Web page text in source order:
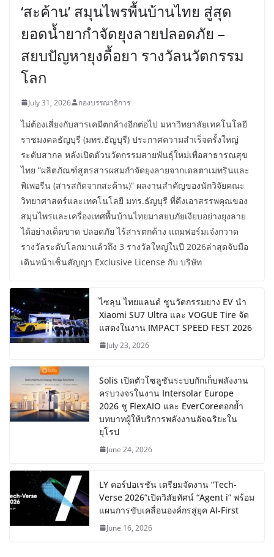
‘สะค้าน’ สมุนไพรพื้นบ้านไทย สู่สุด
ยอดน้ำยากำจัดยุงลายปลอดภัย –
สยบปัญหายุงดื้อยา รางวัลนวัตกรรม
โลก
July 31, 2026 กองบรรณาธิการ
ไม่ต้องเสี่ยงกับสารเคมีตกค้างอีกต่อไป มหาวิทยาลัยเทคโนโลยี
ราชมงคลธัญบุรี (มทร.ธัญบุรี) ประกาศความสำเร็จครั้งใหญ่
ระดับสากล หลังเปิดตัวนวัตกรรมสายพันธุ์ใหม่เพื่อสาธารณสุข
ไทย “ผลิตภัณฑ์สูตรสารผสมกำจัดยุงลายจากเดลตาเมทรินและ
พิเพอรีน (สารสกัดจากสะค้าน)” ผลงานสำคัญของนักวิจัยคณะ
วิทยาศาสตร์และเทคโนโลยี มทร.ธัญบุรี ที่ดึงเอาสรรพคุณของ
สมุนไพรและเครื่องเทศพื้นบ้านไทยมาสยบภัยเงียบอย่างยุงลาย
ได้อย่างเด็ดขาด ปลอดภัย ไร้สารตกค้าง แถมฟอร์มเจ๋งกวาด
รางวัลระดับโลกมาแล้วถึง 3 รางวัลใหญ่ในปี 2026ล่าสุดจับมือ
เดินหน้าเซ็นสัญญา Exclusive License กับ บริษัท
ไซลุน ไทยแลนด์ ชูนวัตกรรมยาง EV นำ
Xiaomi SU7 Ultra และ VOGUE Tire จัด
แสดงในงาน IMPACT SPEED FEST 2026
July 23, 2026
Solis เปิดตัวโซลูชันระบบกักเก็บพลังงาน
ครบวงจรในงาน Intersolar Europe
2026 ชู FlexAIO และ EverCoreตอกย้ำ
บทบาทผู้ให้บริการพลังงานอัจฉริยะใน
ยุโรป
June 24, 2026
LY คอร์ปอเรชัน เตรียมจัดงาน “Tech-
Verse 2026”เปิดวิสัยทัศน์ “Agent i” พร้อม
แผนการขับเคลื่อนองค์กรสู่ยุค AI-First
June 16, 2026